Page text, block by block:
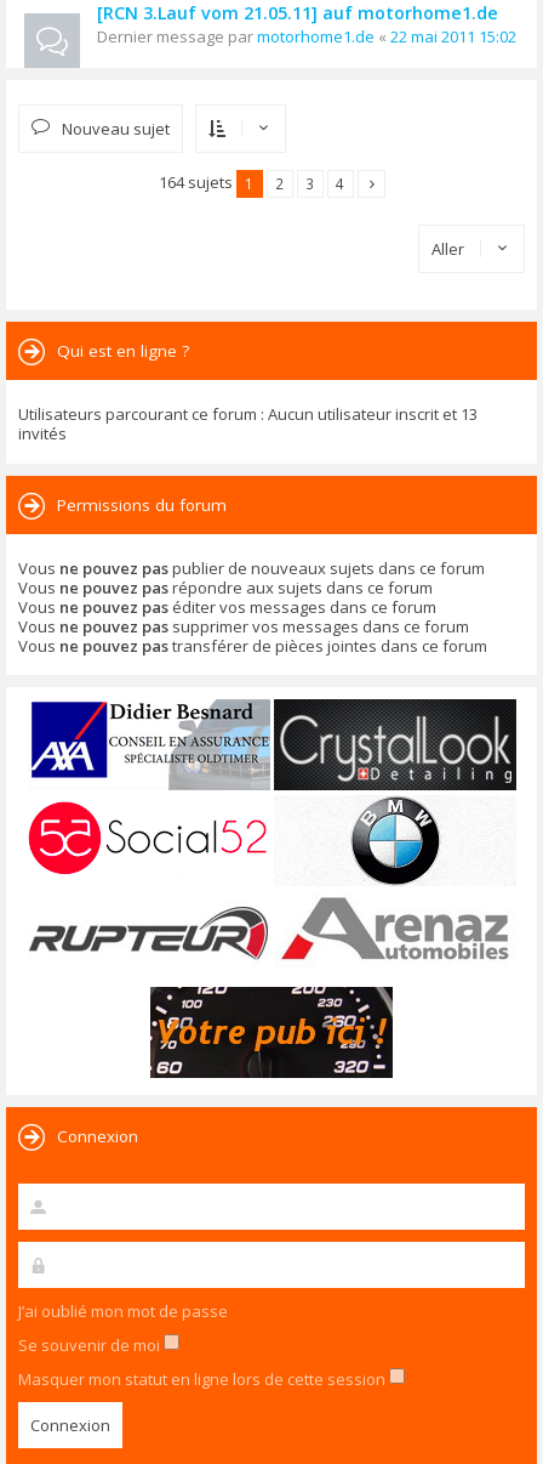
[RCN 3.Lauf vom 21.05.11] auf motorhome1.de
Dernier message parmotorhome1.de « 22 mai 2011 15:02
Nouveau sujet
164 sujets 1 2 3 4
Aller
Qui est en ligne ?
Utilisateurs parcourant ce forum : Aucun utilisateur inscrit et 13
invités
Permissions du forum
Vous ne pouvez paspublier de nouveaux sujets dans ce forum
Vous ne pouvez pasrépondre aux sujets dans ce forum
Vous ne pouvez pas éditer vos messages dans ce forum
Vous ne pouvez pas supprimer vos messages dans ce forum
Vous ne pouvez pastransférer de pièces jointes dans ce forum
Connexion
J’ai oublié mon mot de passe
Se souvenir de moi
Masquer mon statut en ligne lors de cette session